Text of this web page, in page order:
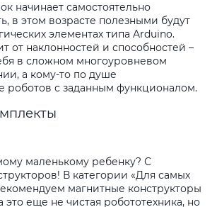
начинает самостоятельно
в этом возрасте полезными будут
элементах типа Arduino.
от наклонностей и способностей –
в сложном многоуровневом
а кому-то по душе
роботов с заданным функционалом.
маленькому ребенку? С
В категории «Для самых
магнитные конструкторы
еще не чистая робототехника, но